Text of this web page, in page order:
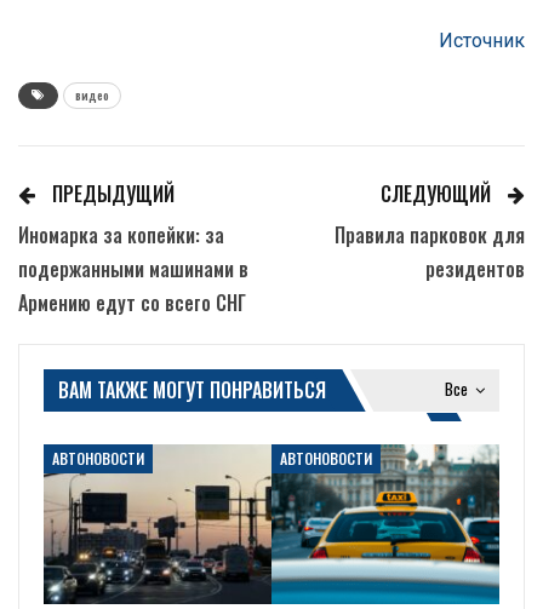
Источник
видео
ПРЕДЫДУЩИЙ
Иномарка за копейки: за
подержанными машинами в
Армению едут со всего СНГ
СЛЕДУЮЩИЙ
Правила парковок для
резидентов
Все
ВАМ ТАКЖЕ МОГУТ ПОНРАВИТЬСЯ
АВТОНОВОСТИ АВТОНОВОСТИ